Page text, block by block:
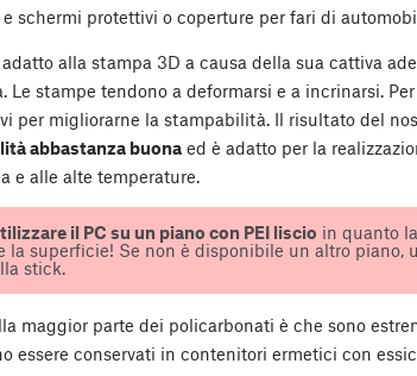
schermi protettivi o coperture per fari di
alla stampa 3D a causa della sua cattiva
Le stampe tendono a deformarsi e a incrinarsi.
per migliorarne la stampabilità. Il risultato del
abbastanza buona ed è adatto per la
e alle alte temperature.
il PC su un piano con PEI liscio in quanto
la superficie! Se non è disponibile un altro piano,
stick.
maggior parte dei policarbonati è che sono
essere conservati in contenitori ermetici con